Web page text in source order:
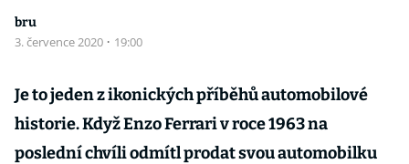
bru
3. července 2020 · 19:00
Je to jeden z ikonických příběhů automobilové
historie. Když Enzo Ferrari v roce 1963 na
poslední chvíli odmítl prodat svou automobilku